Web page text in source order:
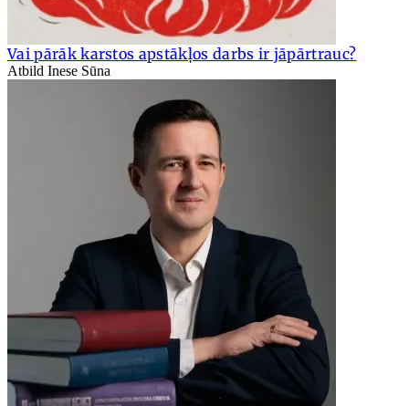
Vai pārāk karstos apstākļos darbs ir jāpārtrauc?
Atbild Inese Sūna